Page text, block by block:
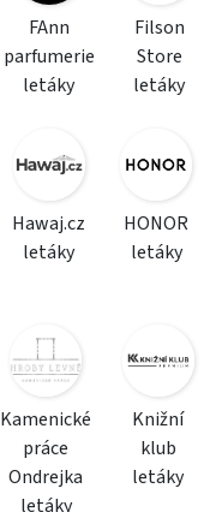
FAnn
parfumerie
letáky
Filson
Store
letáky
Hawaj.cz
letáky
HONOR
letáky
Kamenické
práce
Ondrejka
letáky
Knižní
klub
letáky